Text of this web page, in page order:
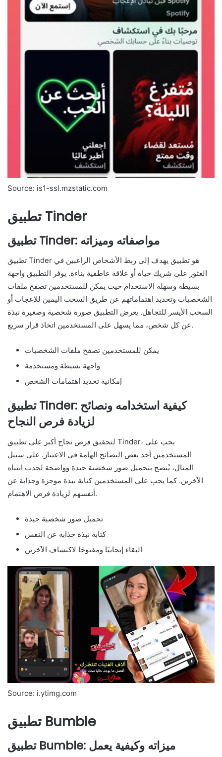
Source: is1-ssl.mzstatic.com
تطبيق Tinder
تطبيق Tinder: مواصفاته وميزاته
تطبيق Tinder هو تطبيق يهدف إلى ربط الأشخاص الراغبين في
العثور على شريك حياة أو علاقة عاطفية بناءة. يوفر التطبيق واجهة
بسيطة وسهلة الاستخدام حيث يمكن للمستخدمين تصفح ملفات
الشخصيات وتحديد اهتماماتهم عن طريق السحب اليمين للإعجاب أو
السحب الأيسر للتجاهل. يعرض التطبيق صورة شخصية وصغيرة نبذة
عن كل شخص، مما يسهل على المستخدمين اتخاذ قرار سريع.
يمكن للمستخدمين تصفح ملفات الشخصيات
واجهة بسيطة ومستخدمة
إمكانية تحديد اهتمامات الشخص
تطبيق Tinder: كيفية استخدامه ونصائح
لزيادة فرص النجاح
لتحقيق فرص نجاح أكبر على تطبيق Tinder، يجب على
المستخدمين أخذ بعض النصائح الهامة في الاعتبار. على سبيل
المثال، يُنصح بتحميل صور شخصية جيدة وواضحة لجذب انتباه
الآخرين. كما يجب على المستخدمين كتابة نبذة موجزة وجذابة عن
أنفسهم لزيادة فرص الاهتمام.
تحميل صور شخصية جيدة
كتابة نبذة جذابة عن النفس
البقاء إيجابيًا ومفتوحًا لاكتشاف الآخرين
Source: i.ytimg.com
تطبيق Bumble
تطبيق Bumble: ميزاته وكيفية يعمل